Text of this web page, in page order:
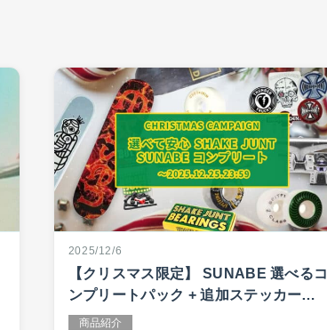
2025/12/6
【クリスマス限定】 SUNABE 選べるコ
ンプリートパック + 追加ステッカーキ
ャンペーン
商品紹介